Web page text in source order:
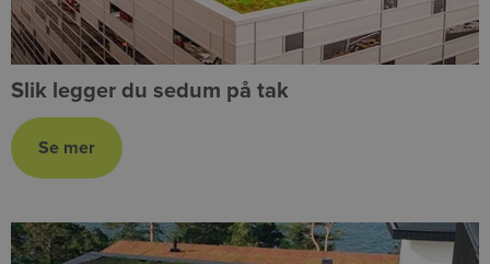
Slik legger du sedum på tak